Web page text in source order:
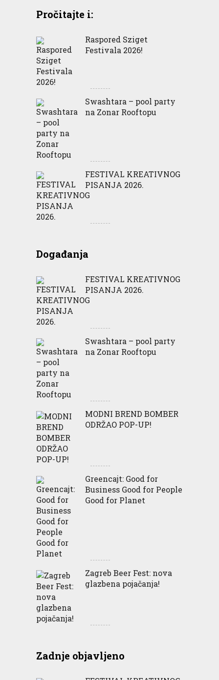
Pročitajte i:
Raspored Sziget
Festivala 2026!
Swashtara – pool party
na Zonar Rooftopu
FESTIVAL KREATIVNOG
PISANJA 2026.
Događanja
FESTIVAL KREATIVNOG
PISANJA 2026.
Swashtara – pool party
na Zonar Rooftopu
MODNI BREND BOMBER
ODRŽAO POP-UP!
Greencajt: Good for
Business Good for People
Good for Planet
Zagreb Beer Fest: nova
glazbena pojačanja!
Zadnje objavljeno